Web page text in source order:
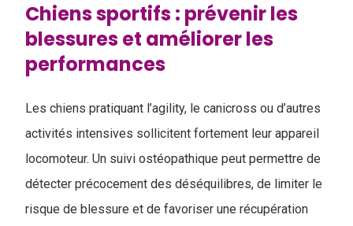
Chiens sportifs : prévenir les
blessures et améliorer les
performances
Les chiens pratiquant l’agility, le canicross ou d’autres
activités intensives sollicitent fortement leur appareil
locomoteur. Un suivi ostéopathique peut permettre de
détecter précocement des déséquilibres, de limiter le
risque de blessure et de favoriser une récupération